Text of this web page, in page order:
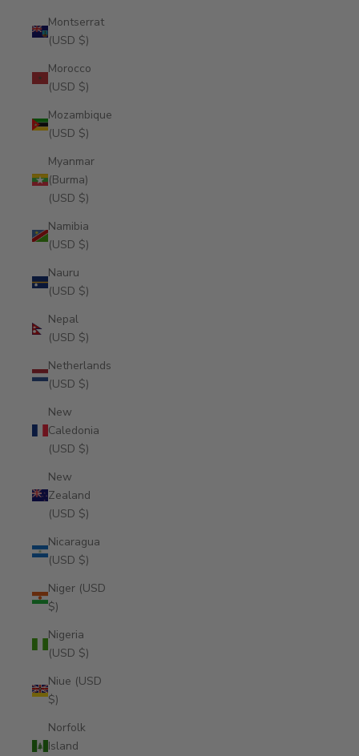
Montserrat
(USD $)
Morocco
(USD $)
Mozambique
(USD $)
Myanmar
(Burma)
(USD $)
Namibia
(USD $)
Nauru
(USD $)
Nepal
(USD $)
Netherlands
(USD $)
New
Caledonia
(USD $)
New
Zealand
(USD $)
Nicaragua
(USD $)
Niger (USD
$)
Nigeria
(USD $)
Niue (USD
$)
Norfolk
Island